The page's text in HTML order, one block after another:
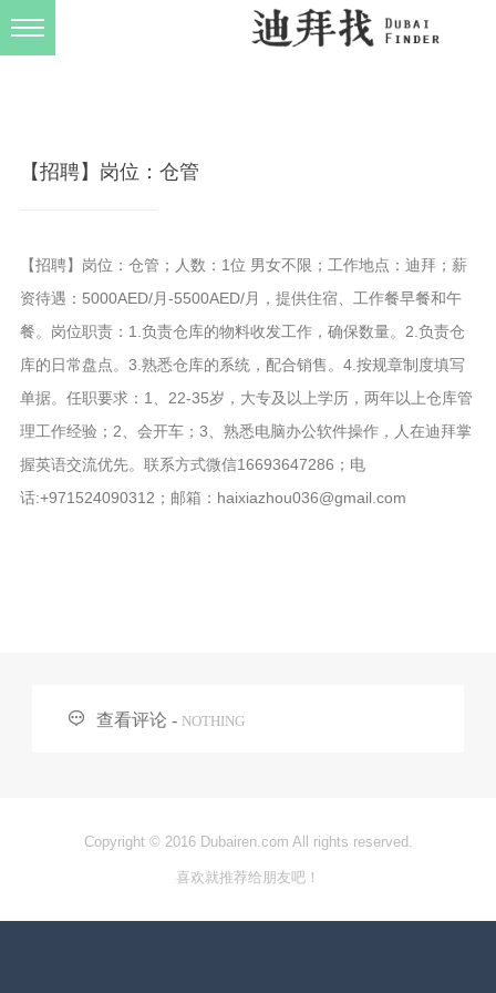
【招聘】岗位：仓管
【招聘】岗位：仓管；人数：1位 男女不限；工作地点：迪拜；薪
资待遇：5000AED/月-5500AED/月，提供住宿、工作餐早餐和午
餐。岗位职责：1.负责仓库的物料收发工作，确保数量。2.负责仓
库的日常盘点。3.熟悉仓库的系统，配合销售。4.按规章制度填写
单据。任职要求：1、22-35岁，大专及以上学历，两年以上仓库管
理工作经验；2、会开车；3、熟悉电脑办公软件操作，人在迪拜掌
握英语交流优先。联系方式微信16693647286；电
话:+971524090312；邮箱：haixiazhou036@gmail.com
 查看评论 - NOTHING
Copyright © 2016 Dubairen.com All rights reserved.
喜欢就推荐给朋友吧！